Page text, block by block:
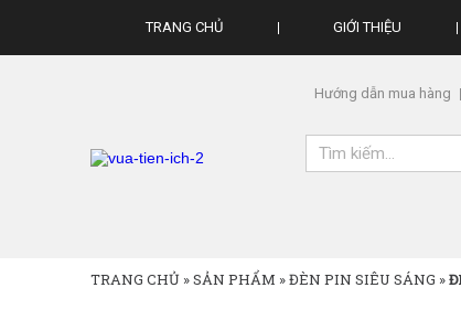
TRANG CHỦ GIỚI THIỆU
Hướng dẫn mua hàng
TRANG CHỦ »SẢN PHẨM »ĐÈN PIN SIÊU SÁNG »